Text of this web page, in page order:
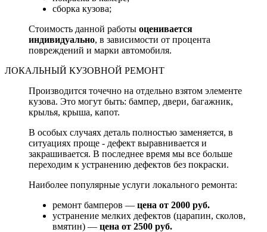
сборка кузова;
Стоимость данной работы оценивается
индивидуально, в зависимости от процента
повреждений и марки автомобиля.
ЛОКАЛЬНЫЙ КУЗОВНОЙ РЕМОНТ
Производится точечно на отдельно взятом элементе
кузова. Это могут быть: бампер, двери, багажник,
крылья, крыша, капот.
В особых случаях деталь полностью заменяется, в
ситуациях проще - дефект выравнивается и
закрашивается. В последнее время мы все больше
переходим к устранению дефектов без покраски.
Наиболее популярные услуги локального ремонта:
ремонт бамперов — цена от 2000 руб.
устранение мелких дефектов (царапин, сколов,
вмятин) — цена от 2500 руб.